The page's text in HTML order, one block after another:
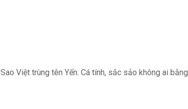
Sao Việt trùng tên Yến: Cá tính, sắc sảo không ai bằng